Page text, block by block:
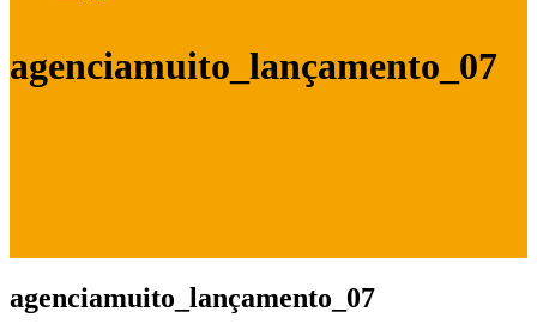
agenciamuito_lançamento_07
agenciamuito_lançamento_07